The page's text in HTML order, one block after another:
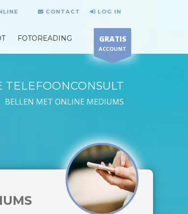
CONTACT LOG IN
FOTOREADING GRATIS
ACCOUNT
TELEFOONCONSULT
BELLEN MET ONLINE MEDIUMS